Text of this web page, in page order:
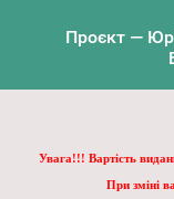
Проєкт —
Увага!!! Вартість
При зміні